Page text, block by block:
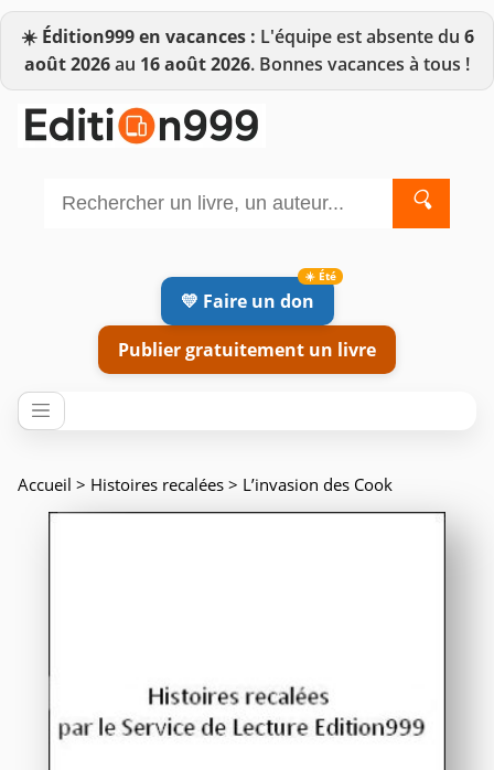
☀️ Édition999 en vacances : L'équipe est absente du 6
août 2026au 16 août 2026. Bonnes vacances à tous !
🔍
💛 Faire un don
Publier gratuitement un livre
Accueil > Histoires recalées > L’invasion des Cook